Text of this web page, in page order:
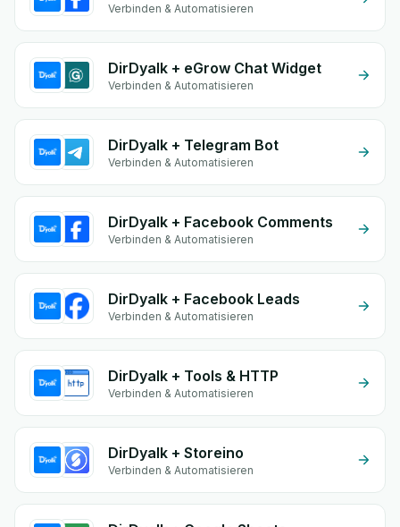
Verbinden & Automatisieren
DirDyalk + eGrow Chat Widget
Verbinden & Automatisieren
DirDyalk + Telegram Bot
Verbinden & Automatisieren
DirDyalk + Facebook Comments
Verbinden & Automatisieren
DirDyalk + Facebook Leads
Verbinden & Automatisieren
DirDyalk + Tools & HTTP
Verbinden & Automatisieren
DirDyalk + Storeino
Verbinden & Automatisieren